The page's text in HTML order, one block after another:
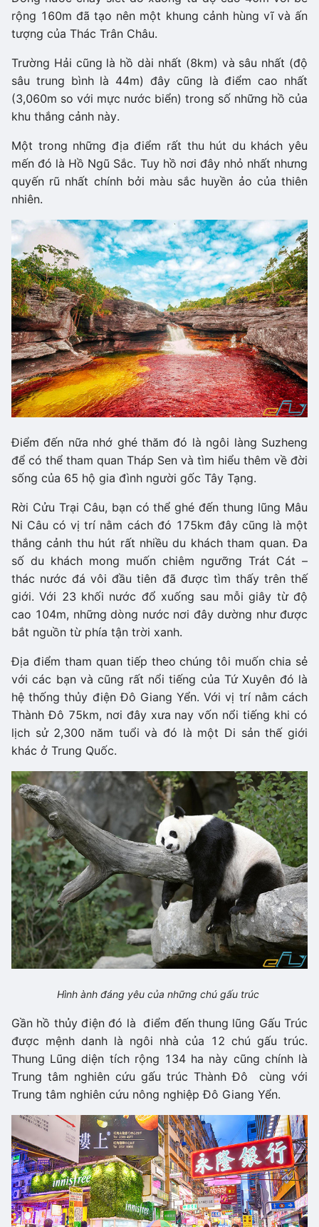
rộng 160m đã tạo nên một khung cảnh hùng vĩ và ấn
tượng của Thác Trân Châu.
Trường Hải cũng là hồ dài nhất (8km) và sâu nhất (độ
sâu trung bình là 44m) đây cũng là điểm cao nhất
(3,060m so với mực nước biển) trong số những hồ của
khu thắng cảnh này.
Một trong những địa điểm rất thu hút du khách yêu
mến đó là Hồ Ngũ Sắc. Tuy hồ nơi đây nhỏ nhất nhưng
quyến rũ nhất chính bởi màu sắc huyền ảo của thiên
nhiên.
Điểm đến nữa nhớ ghé thăm đó là ngôi làng Suzheng
để có thể tham quan Tháp Sen và tìm hiểu thêm về đời
sống của 65 hộ gia đình người gốc Tây Tạng.
Rời Cửu Trại Câu, bạn có thể ghé đến thung lũng Mâu
Ni Câu có vị trí nằm cách đó 175km đây cũng là một
thắng cảnh thu hút rất nhiều du khách tham quan. Đa
số du khách mong muốn chiêm ngưỡng Trát Cát –
thác nước đá vôi đầu tiên đã được tìm thấy trên thế
giới. Với 23 khối nước đổ xuống sau mỗi giây từ độ
cao 104m, những dòng nước nơi đây dường như được
bắt nguồn từ phía tận trời xanh.
Địa điểm tham quan tiếp theo chúng tôi muốn chia sẻ
với các bạn và cũng rất nổi tiếng của Tứ Xuyên đó là
hệ thống thủy điện Đô Giang Yển. Với vị trí nằm cách
Thành Đô 75km, nơi đây xưa nay vốn nổi tiếng khi có
lịch sử 2,300 năm tuổi và đó là một Di sản thế giới
khác ở Trung Quốc.
Hình ành đáng yêu của những chú gấu trúc
Gần hồ thủy điện đó là điểm đến thung lũng Gấu Trúc
được mệnh danh là ngôi nhà của 12 chú gấu trúc.
Thung Lũng diện tích rộng 134 ha này cũng chính là
Trung tâm nghiên cứu gấu trúc Thành Đô cùng với
Trung tâm nghiên cứu nông nghiệp Đô Giang Yển.